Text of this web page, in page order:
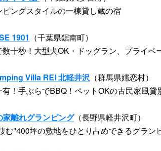
ピングスタイルの一棟貸し蔵の宿
1901 （千葉県鋸南町）
数十秒！大型犬OK・ドッグラン、プライベ
Villa REI 北軽井沢 （群馬県嬬恋村）
有！手ぶらでBBQ！ペットOKの古民家風貸
家離れグランピング（長野県軽井沢町）
む"400坪の敷地をひとり占めできるグラン